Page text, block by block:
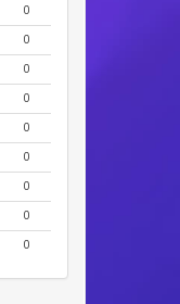
0
0
0
0
0
0
0
0
0